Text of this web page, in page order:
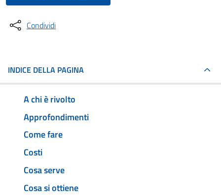
Condividi
INDICE DELLA PAGINA
A chi è rivolto
Approfondimenti
Come fare
Costi
Cosa serve
Cosa si ottiene